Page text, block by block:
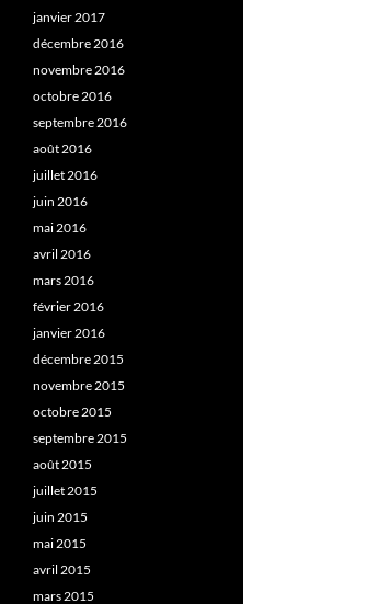
janvier 2017
décembre 2016
novembre 2016
octobre 2016
septembre 2016
août 2016
juillet 2016
juin 2016
mai 2016
avril 2016
mars 2016
février 2016
janvier 2016
décembre 2015
novembre 2015
octobre 2015
septembre 2015
août 2015
juillet 2015
juin 2015
mai 2015
avril 2015
mars 2015